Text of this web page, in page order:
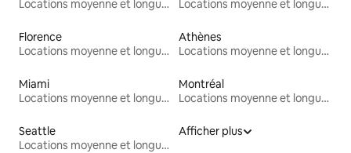
Locations moyenne et longue durée
Locations moyenne et longue durée
Florence
Locations moyenne et longue durée
Athènes
Locations moyenne et longue durée
Miami
Locations moyenne et longue durée
Montréal
Locations moyenne et longue durée
Seattle
Locations moyenne et longue durée
Afficher plus